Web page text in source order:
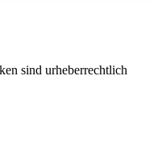
sind urheberrechtlich